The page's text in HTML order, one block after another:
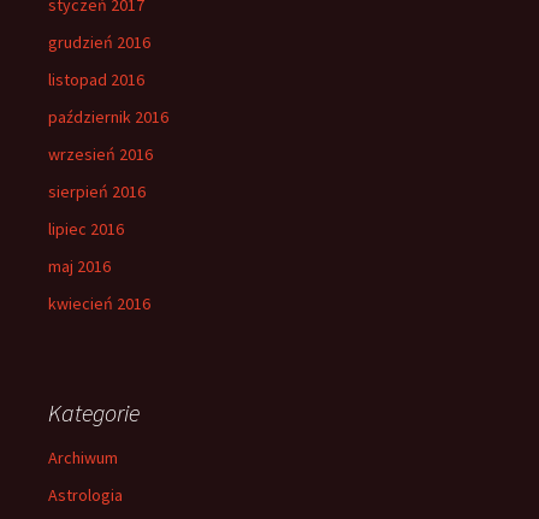
styczeń 2017
grudzień 2016
listopad 2016
październik 2016
wrzesień 2016
sierpień 2016
lipiec 2016
maj 2016
kwiecień 2016
Kategorie
Archiwum
Astrologia